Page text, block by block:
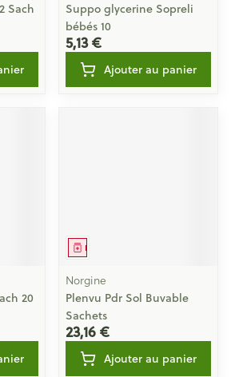
Sach
Suppo glycerine Sopreli
bébés 10
5,13 €
Ajouter au panier
20
Médicament
Norgine
Plenvu Pdr Sol Buvable
Sachets
23,16 €
Ajouter au panier